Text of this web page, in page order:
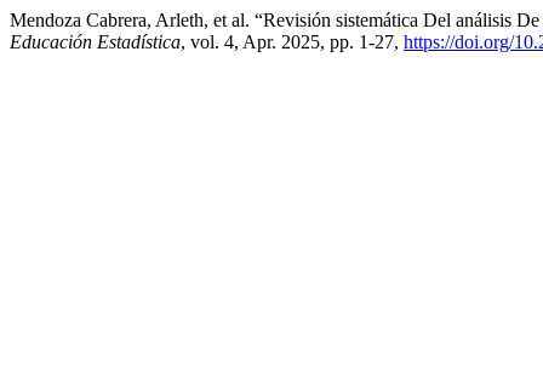
Mendoza Cabrera, Arleth, et al. “Revisión sistemática Del análisis
Educación Estadística, vol. 4, Apr. 2025, pp. 1-27, https://doi.org/